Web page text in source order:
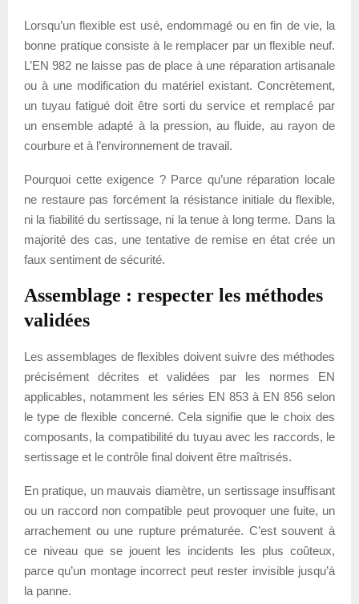
Lorsqu’un flexible est usé, endommagé ou en fin de vie, la
bonne pratique consiste à le remplacer par un flexible neuf.
L’EN 982 ne laisse pas de place à une réparation artisanale
ou à une modification du matériel existant. Concrètement,
un tuyau fatigué doit être sorti du service et remplacé par
un ensemble adapté à la pression, au fluide, au rayon de
courbure et à l’environnement de travail.
Pourquoi cette exigence ? Parce qu’une réparation locale
ne restaure pas forcément la résistance initiale du flexible,
ni la fiabilité du sertissage, ni la tenue à long terme. Dans la
majorité des cas, une tentative de remise en état crée un
faux sentiment de sécurité.
Assemblage : respecter les méthodes
validées
Les assemblages de flexibles doivent suivre des méthodes
précisément décrites et validées par les normes EN
applicables, notamment les séries EN 853 à EN 856 selon
le type de flexible concerné. Cela signifie que le choix des
composants, la compatibilité du tuyau avec les raccords, le
sertissage et le contrôle final doivent être maîtrisés.
En pratique, un mauvais diamètre, un sertissage insuffisant
ou un raccord non compatible peut provoquer une fuite, un
arrachement ou une rupture prématurée. C’est souvent à
ce niveau que se jouent les incidents les plus coûteux,
parce qu’un montage incorrect peut rester invisible jusqu’à
la panne.